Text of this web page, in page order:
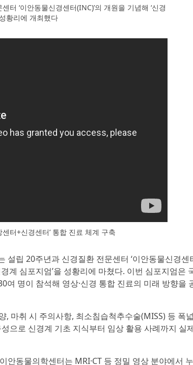
‘이안동물신경센터(INC)’의 개원을 기념해 ‘신경
황리에 개최했다
터+신경센터’ 통합 진료 체계 구축
설립 20주년과 신경질환 전문센터 ‘이안동물신경센
계 심포지엄’을 성황리에 마쳤다. 이번 심포지엄은
명이 참석해 영상·신경 통합 진료의 미래 방향을
, 마취 시 주의사항, 최소침습척추수술(MISS) 등 폭
으로 신경계 기초 지식부터 임상 활용 사례까지 실
동물의학센터는 MRI·CT 등 정밀 영상 분야에서